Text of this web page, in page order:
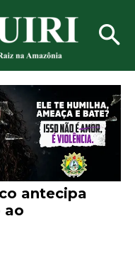
antecipa
ao